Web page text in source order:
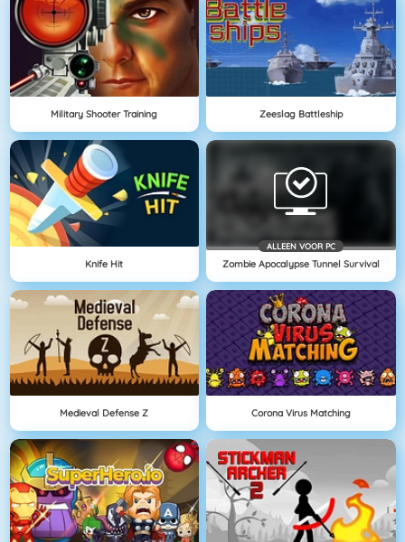
Military Shooter Training Zeeslag Battleship
Knife Hit
ALLEEN VOOR PC
Zombie Apocalypse Tunnel Survival
Medieval Defense Z Corona Virus Matching